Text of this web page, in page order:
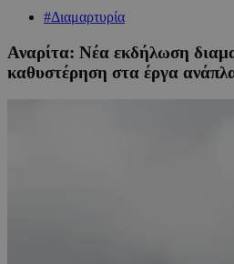
#Διαμαρτυρία
Αναρίτα: Νέα εκδήλωση
καθυστέρηση στα έργα